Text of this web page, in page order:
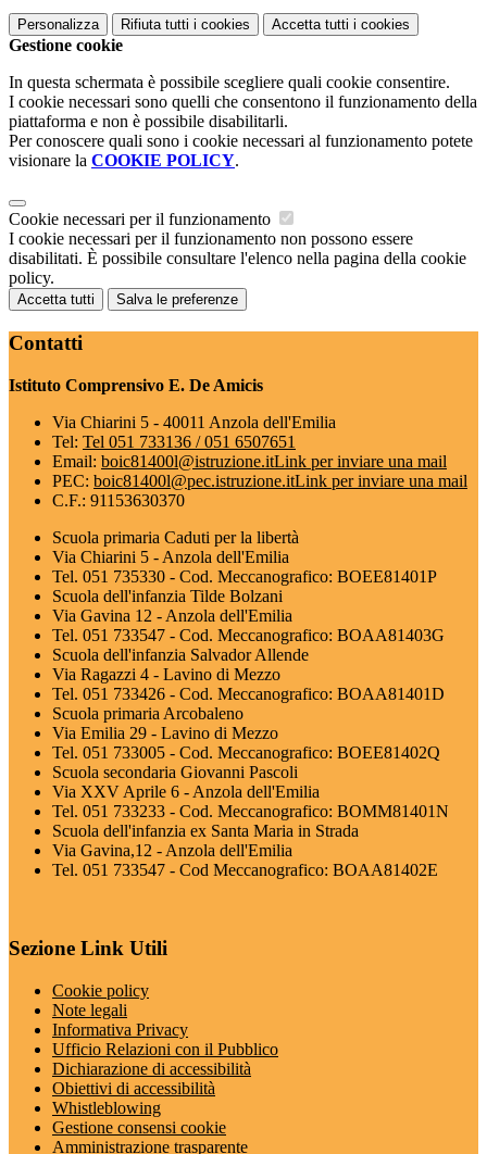
Personalizza Rifiuta tutti i cookies Accetta tutti i cookies
Gestione cookie
In questa schermata è possibile scegliere quali cookie consentire.
I cookie necessari sono quelli che consentono il funzionamento della
piattaforma e non è possibile disabilitarli.
Per conoscere quali sono i cookie necessari al funzionamento potete
visionare la COOKIE POLICY.
Cookie necessari per il funzionamento
I cookie necessari per il funzionamento non possono essere
disabilitati. È possibile consultare l'elenco nella pagina della cookie
policy.
Accetta tutti Salva le preferenze
Contatti
Istituto Comprensivo E. De Amicis
Via Chiarini 5 - 40011 Anzola dell'Emilia
Tel: Tel 051 733136 / 051 6507651
Email: boic81400l@istruzione.itLink per inviare una mail
PEC: boic81400l@pec.istruzione.itLink per inviare una mail
C.F.: 91153630370
Scuola primaria Caduti per la libertà
Via Chiarini 5 - Anzola dell'Emilia
Tel. 051 735330 - Cod. Meccanografico: BOEE81401P
Scuola dell'infanzia Tilde Bolzani
Via Gavina 12 - Anzola dell'Emilia
Tel. 051 733547 - Cod. Meccanografico: BOAA81403G
Scuola dell'infanzia Salvador Allende
Via Ragazzi 4 - Lavino di Mezzo
Tel. 051 733426 - Cod. Meccanografico: BOAA81401D
Scuola primaria Arcobaleno
Via Emilia 29 - Lavino di Mezzo
Tel. 051 733005 - Cod. Meccanografico: BOEE81402Q
Scuola secondaria Giovanni Pascoli
Via XXV Aprile 6 - Anzola dell'Emilia
Tel. 051 733233 - Cod. Meccanografico: BOMM81401N
Scuola dell'infanzia ex Santa Maria in Strada
Via Gavina,12 - Anzola dell'Emilia
Tel. 051 733547 - Cod Meccanografico: BOAA81402E
Sezione Link Utili
Cookie policy
Note legali
Informativa Privacy
Ufficio Relazioni con il Pubblico
Dichiarazione di accessibilità
Obiettivi di accessibilità
Whistleblowing
Gestione consensi cookie
Amministrazione trasparente